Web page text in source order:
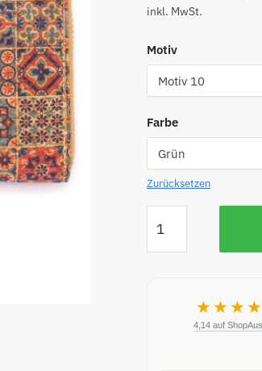
inkl. MwSt.
Motiv
Farbe
Zurücksetzen
★★★★
4,14 auf